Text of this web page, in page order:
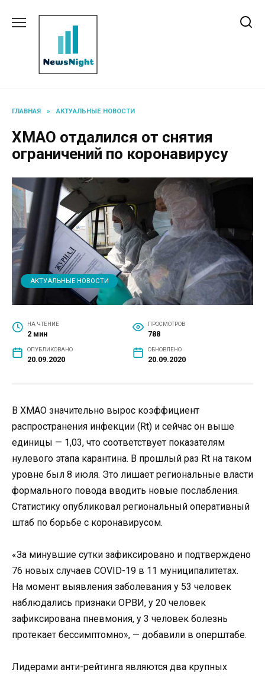
ГЛАВНАЯ » АКТУАЛЬНЫЕ НОВОСТИ
ХМАО отдалился от снятия
ограничений по коронавирусу
АКТУАЛЬНЫЕ НОВОСТИ
НА ЧТЕНИЕ
2 мин
ПРОСМОТРОВ
788
ОПУБЛИКОВАНО
20.09.2020
ОБНОВЛЕНО
20.09.2020
В ХМАО значительно вырос коэффициент
распространения инфекции (Rt) и сейчас он выше
единицы — 1,03, что соответствует показателям
нулевого этапа карантина. В прошлый раз Rt на таком
уровне был 8 июля. Это лишает региональные власти
формального повода вводить новые послабления.
Статистику опубликовал региональный оперативный
штаб по борьбе с коронавирусом.
«За минувшие сутки зафиксировано и подтверждено
76 новых случаев COVID-19 в 11 муниципалитетах.
На момент выявления заболевания у 53 человек
наблюдались признаки ОРВИ, у 20 человек
зафиксирована пневмония, у 3 человек болезнь
протекает бессимптомно», — добавили в оперштабе.
Лидерами анти-рейтинга являются два крупных